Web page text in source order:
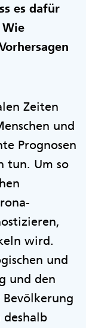
es dafür
Zeiten
und
Prognosen
tun. Um so
wird.
und
und den